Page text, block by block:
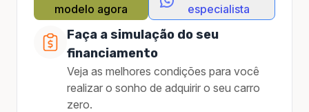
modelo agora
especialista
Faça a simulação do seu
financiamento
Veja as melhores condições para você
realizar o sonho de adquirir o seu carro
zero.